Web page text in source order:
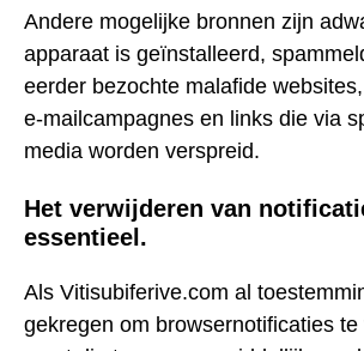
Andere mogelijke bronnen zijn
apparaat is geïnstalleerd,
eerder bezochte malafide
e-mailcampagnes en links die via
media worden verspreid.
Het verwijderen van
essentieel.
Als Vitisubiferive.com al
gekregen om browsernotificaties te